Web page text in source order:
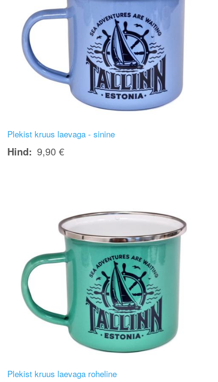
Plekist kruus laevaga - sinine
Hind 9,90 €
Plekist kruus laevaga roheline